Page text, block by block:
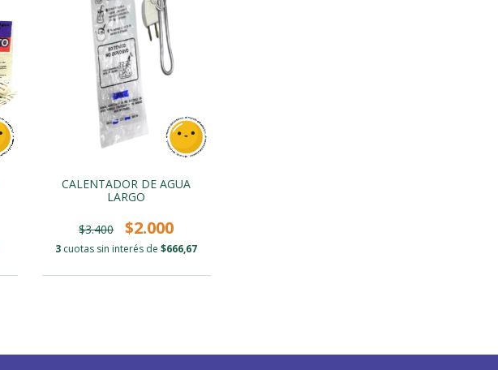
CALENTADOR DE AGUA
LARGO
$3.400 $2.000
3 cuotas sin interés de$666,67